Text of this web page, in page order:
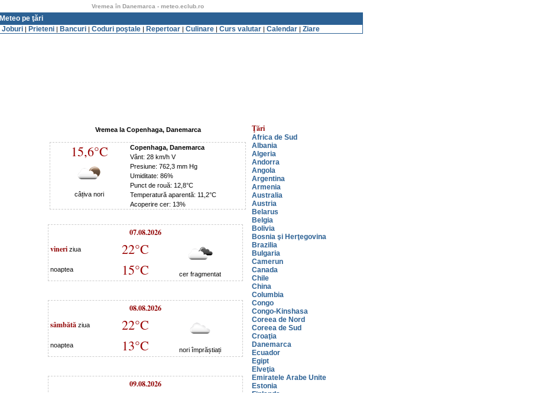
Vremea în Danemarca - meteo.eclub.ro
Meteo pe ţări
Joburi | Prieteni | Bancuri | Coduri poştale | Repertoar | Culinare | Curs valutar | Calendar | Ziare
Vremea la Copenhaga, Danemarca
15,6°C
câțiva nori
Copenhaga, Danemarca
Vânt: 28 km/h V
Presiune: 762,3 mm Hg
Umiditate: 86%
Punct de rouă: 12,8°C
Temperatură aparentă: 11,2°C
Acoperire cer: 13%
07.08.2026
vineri ziua 22°C
cer fragmentat
noaptea 15°C
08.08.2026
sâmbătă ziua 22°C
nori împrăștiați
noaptea 13°C
09.08.2026
Ţări
Africa de Sud
Albania
Algeria
Andorra
Angola
Argentina
Armenia
Australia
Austria
Belarus
Belgia
Bolivia
Bosnia şi Herţegovina
Brazilia
Bulgaria
Camerun
Canada
Chile
China
Columbia
Congo
Congo-Kinshasa
Coreea de Nord
Coreea de Sud
Croaţia
Danemarca
Ecuador
Egipt
Elveţia
Emiratele Arabe Unite
Estonia